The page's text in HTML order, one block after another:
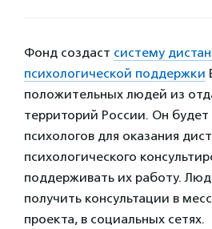
Фонд создаст систему
психологической поддержки
положительных людей из
территорий России. Он будет
психологов для оказания
психологического
поддерживать их работу.
получить консультации в
проекта, в социальных сетях.